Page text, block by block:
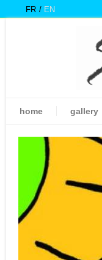
FR EN
home gallery